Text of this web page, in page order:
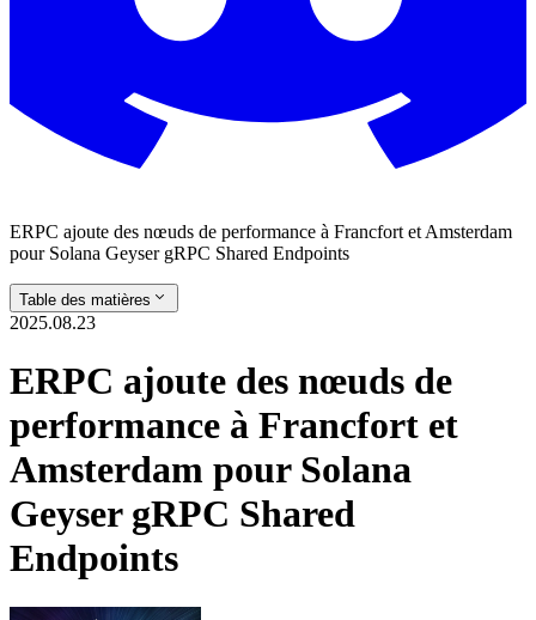
ERPC ajoute des nœuds de performance à Francfort et Amsterdam
pour Solana Geyser gRPC Shared Endpoints
Table des matières
2025.08.23
ERPC ajoute des nœuds de
performance à Francfort et
Amsterdam pour Solana
Geyser gRPC Shared
Endpoints